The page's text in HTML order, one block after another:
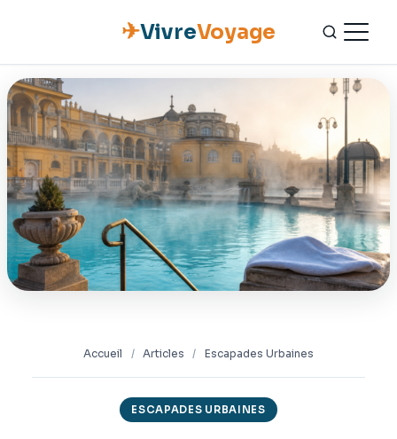
✈VivreVoyage
ACCUEIL
ESCAPADES
NATURE
GASTRONOMIE
CULTURE
Accueil / Articles / Escapades Urbaines
ESCAPADES URBAINES